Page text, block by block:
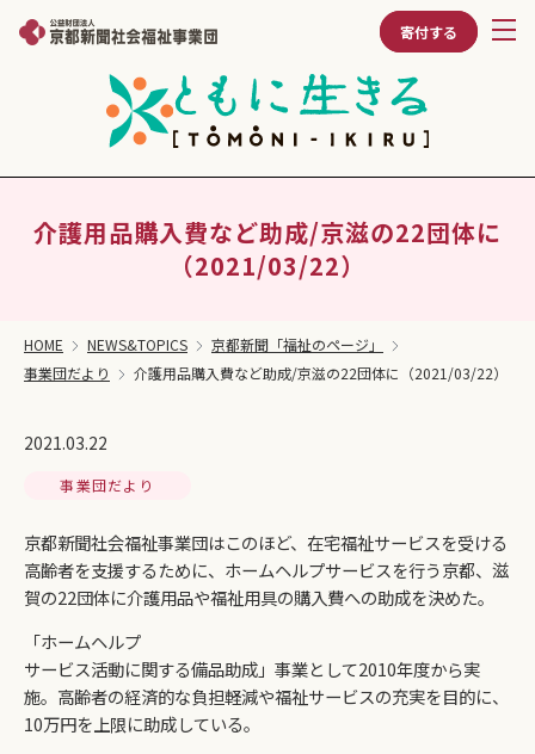
寄付する
介護用品購入費など助成/京滋の22団体に
（2021/03/22）
HOME NEWS&TOPICS
京都新聞「福祉のページ」
事業団だより
介護用品購入費など助成/京滋の22団体に（2021/03/22）
2021.03.22
事業団だより
京都新聞社会福祉事業団はこのほど、在宅福祉サービスを受ける
高齢者を支援するために、ホームヘルプサービスを行う京都、滋
賀の22団体に介護用品や福祉用具の購入費への助成を決めた。
「ホームヘルプ
サービス活動に関する備品助成」事業として2010年度から実
施。高齢者の経済的な負担軽減や福祉サービスの充実を目的に、
10万円を上限に助成している。